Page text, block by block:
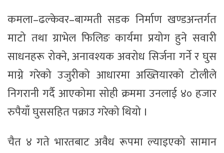
कमला–ढल्केवर–बाग्मती सडक निर्माण खण्डअन्तर्गत
माटो तथा ग्राभेल फिलिङ कार्यमा प्रयोग हुने सवारी
साधनहरू रोक्ने, अनावश्यक अवरोध सिर्जना गर्ने र घुस
माग्ने गरेको उजुरीको आधारमा अख्तियारको टोलीले
निगरानी गर्दै आएकोमा सोही क्रममा उनलाई ४० हजार
रुपैयाँ घुससहित पक्राउ गरेको थियो ।
चैत ४ गते भारतबाट अवैध रूपमा ल्याइएको सामान